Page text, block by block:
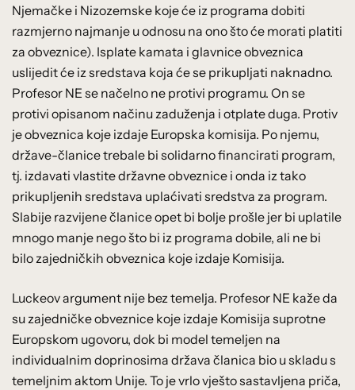
Njemačke i Nizozemske koje će iz programa dobiti
razmjerno najmanje u odnosu na ono što će morati platiti
za obveznice). Isplate kamata i glavnice obveznica
uslijedit će iz sredstava koja će se prikupljati naknadno.
Profesor NE se načelno ne protivi programu. On se
protivi opisanom načinu zaduženja i otplate duga. Protiv
je obveznica koje izdaje Europska komisija. Po njemu,
države-članice trebale bi solidarno financirati program,
tj. izdavati vlastite državne obveznice i onda iz tako
prikupljenih sredstava uplaćivati sredstva za program.
Slabije razvijene članice opet bi bolje prošle jer bi uplatile
mnogo manje nego što bi iz programa dobile, ali ne bi
bilo zajedničkih obveznica koje izdaje Komisija.
Luckeov argument nije bez temelja. Profesor NE kaže da
su zajedničke obveznice koje izdaje Komisija suprotne
Europskom ugovoru, dok bi model temeljen na
individualnim doprinosima država članica bio u skladu s
temeljnim aktom Unije. To je vrlo vješto sastavljena priča,